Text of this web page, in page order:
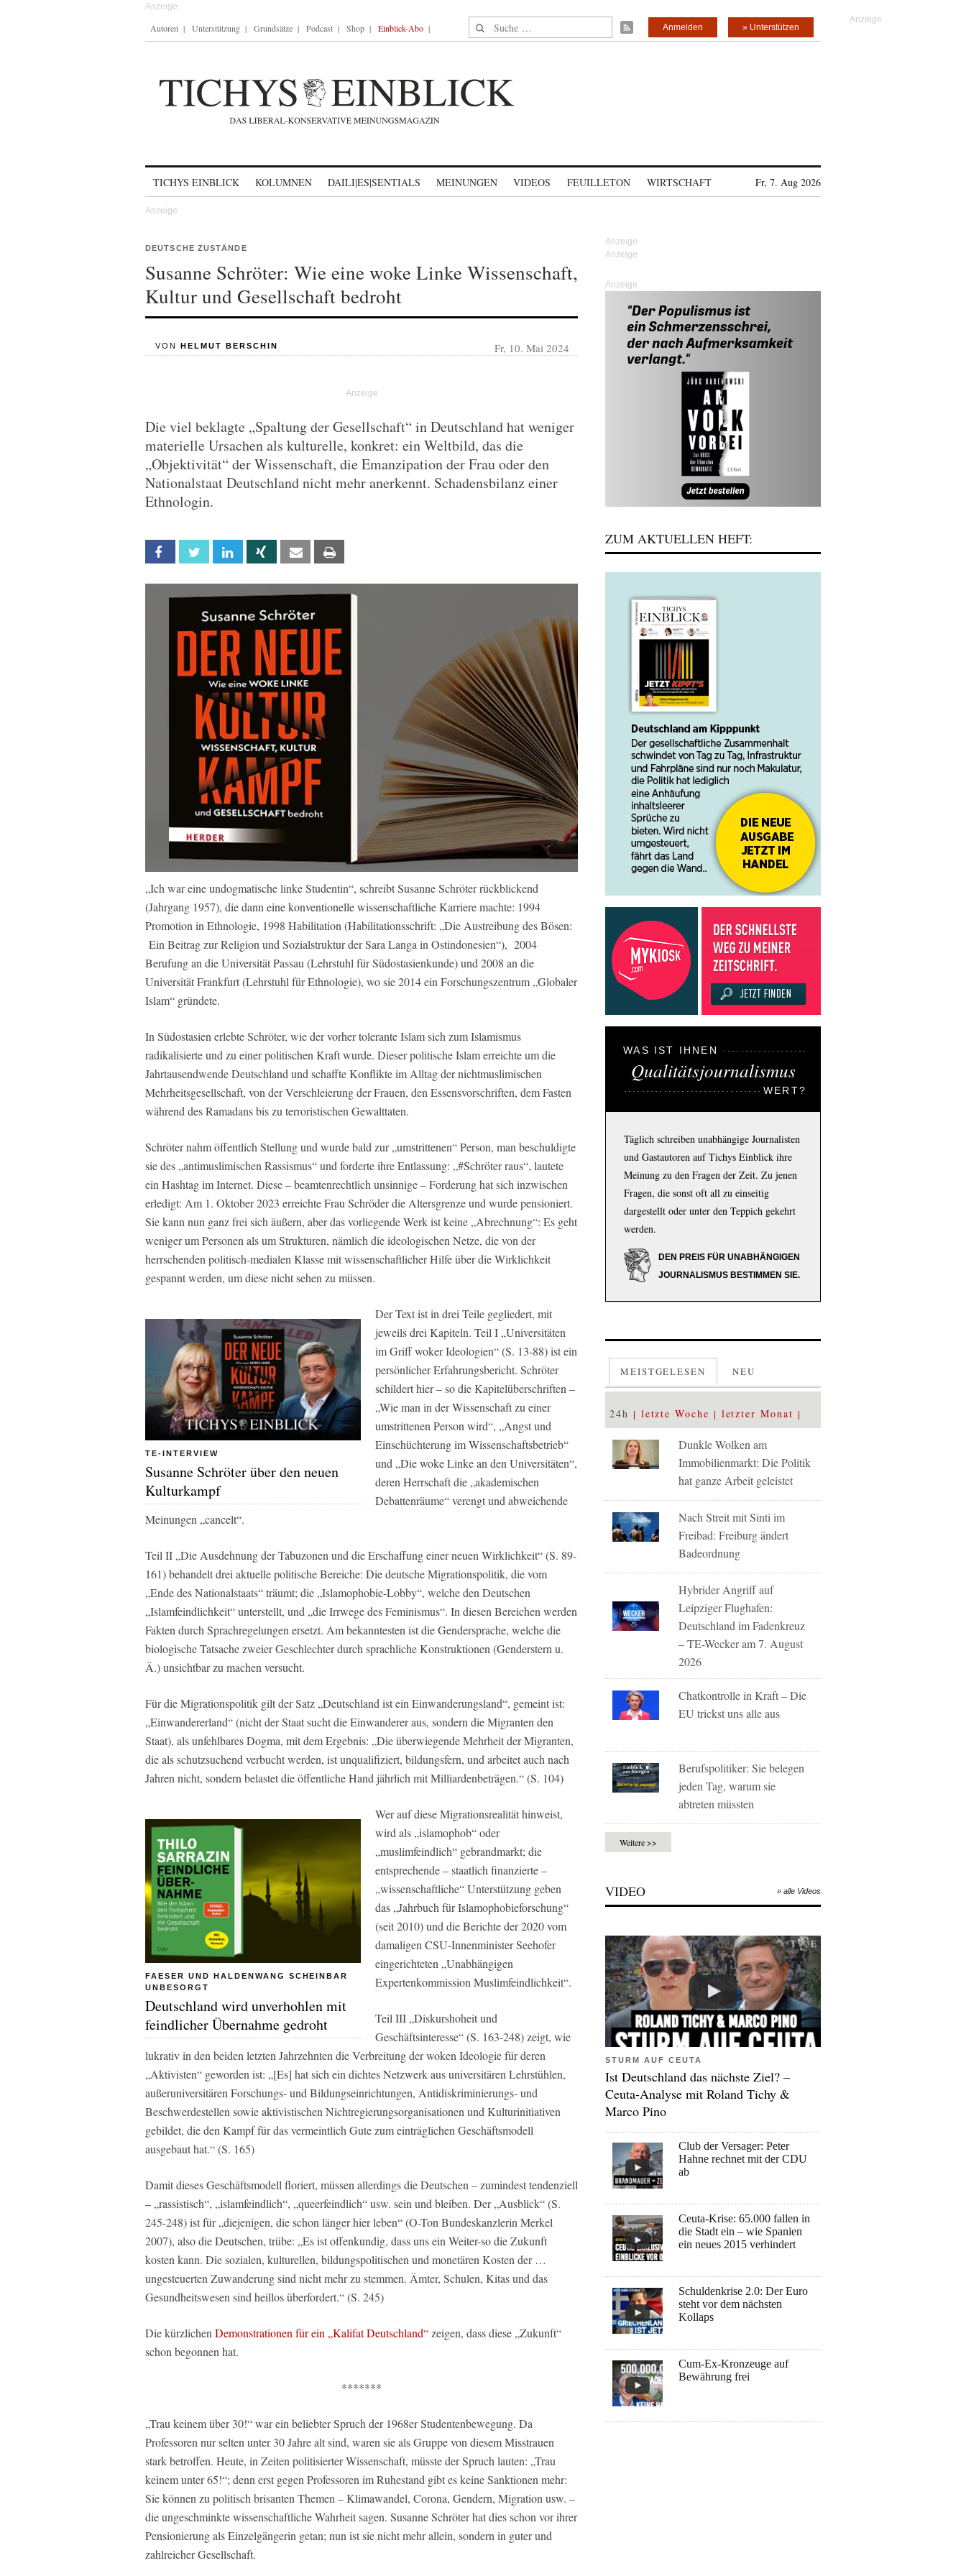
Autoren Unterstützung Grundsätze Podcast Shop Einblick-Abo Suche nach: » Unterstützen
Anmelden
TICHYS EINBLICK KOLUMNEN DAILI|ES|SENTIALS MEINUNGEN VIDEOS FEUILLETON WIRTSCHAFT Fr, 7. Aug 2026
DEUTSCHE ZUSTÄNDE
Susanne Schröter: Wie eine woke Linke Wissenschaft,
Kultur und Gesellschaft bedroht
VON HELMUT BERSCHIN Fr, 10. Mai 2024
Die viel beklagte „Spaltung der Gesellschaft“ in Deutschland hat weniger
materielle Ursachen als kulturelle, konkret: ein Weltbild, das die
„Objektivität“ der Wissenschaft, die Emanzipation der Frau oder den
Nationalstaat Deutschland nicht mehr anerkennt. Schadensbilanz einer
Ethnologin.
Facebook Twitter Linkedin Xing Email
„Ich war eine undogmatische linke Studentin“, schreibt Susanne Schröter rückblickend
(Jahrgang 1957), die dann eine konventionelle wissenschaftliche Karriere machte: 1994
Promotion in Ethnologie, 1998 Habilitation (Habilitationsschrift: „Die Austreibung des Bösen:
Ein Beitrag zur Religion und Sozialstruktur der Sara Langa in Ostindonesien“), 2004
Berufung an die Universität Passau (Lehrstuhl für Südostasienkunde) und 2008 an die
Universität Frankfurt (Lehrstuhl für Ethnologie), wo sie 2014 ein Forschungszentrum „Globaler
Islam“ gründete.
In Südostasien erlebte Schröter, wie der vorher tolerante Islam sich zum Islamismus
radikalisierte und zu einer politischen Kraft wurde. Dieser politische Islam erreichte um die
Jahrtausendwende Deutschland und schaffte Konflikte im Alltag der nichtmuslimischen
Mehrheitsgesellschaft, von der Verschleierung der Frauen, den Essensvorschriften, dem Fasten
während des Ramadans bis zu terroristischen Gewalttaten.
Schröter nahm öffentlich Stellung und wurde bald zur „umstrittenen“ Person, man beschuldigte
sie des „antimuslimischen Rassismus“ und forderte ihre Entlassung: „#Schröter raus“, lautete
ein Hashtag im Internet. Diese – beamtenrechtlich unsinnige – Forderung hat sich inzwischen
erledigt: Am 1. Oktober 2023 erreichte Frau Schröder die Altersgrenze und wurde pensioniert.
Sie kann nun ganz frei sich äußern, aber das vorliegende Werk ist keine „Abrechnung“: Es geht
weniger um Personen als um Strukturen, nämlich die ideologischen Netze, die von der
herrschenden politisch-medialen Klasse mit wissenschaftlicher Hilfe über die Wirklichkeit
gespannt werden, um diese nicht sehen zu müssen.
TE-INTERVIEW
Susanne Schröter über den neuen
Kulturkampf
Der Text ist in drei Teile gegliedert, mit
jeweils drei Kapiteln. Teil I „Universitäten
im Griff woker Ideologien“ (S. 13-88) ist ein
persönlicher Erfahrungsbericht. Schröter
schildert hier – so die Kapitelüberschriften –
„Wie man in der Wissenschaft zu einer
umstrittenen Person wird“, „Angst und
Einschüchterung im Wissenschaftsbetrieb“
und „Die woke Linke an den Universitäten“,
deren Herrschaft die „akademischen
Debattenräume“ verengt und abweichende
Meinungen „cancelt“.
Teil II „Die Ausdehnung der Tabuzonen und die Erschaffung einer neuen Wirklichkeit“ (S. 89-
161) behandelt drei aktuelle politische Bereiche: Die deutsche Migrationspolitik, die vom
„Ende des Nationalstaats“ träumt; die „Islamophobie-Lobby“, welche den Deutschen
„Islamfeindlichkeit“ unterstellt, und „die Irrwege des Feminismus“. In diesen Bereichen werden
Fakten durch Sprachregelungen ersetzt. Am bekanntesten ist die Gendersprache, welche die
biologische Tatsache zweier Geschlechter durch sprachliche Konstruktionen (Genderstern u.
Ä.) unsichtbar zu machen versucht.
Für die Migrationspolitik gilt der Satz „Deutschland ist ein Einwanderungsland“, gemeint ist:
„Einwandererland“ (nicht der Staat sucht die Einwanderer aus, sondern die Migranten den
Staat), als unfehlbares Dogma, mit dem Ergebnis: „Die überwiegende Mehrheit der Migranten,
die als schutzsuchend verbucht werden, ist unqualifiziert, bildungsfern, und arbeitet auch nach
Jahren nicht, sondern belastet die öffentliche Hand jährlich mit Milliardenbeträgen.“ (S. 104)
FAESER UND HALDENWANG SCHEINBAR
UNBESORGT
Deutschland wird unverhohlen mit
feindlicher Übernahme gedroht
Wer auf diese Migrationsrealität hinweist,
wird als „islamophob“ oder
„muslimfeindlich“ gebrandmarkt; die
entsprechende – staatlich finanzierte –
„wissenschaftliche“ Unterstützung geben
das „Jahrbuch für Islamophobieforschung“
(seit 2010) und die Berichte der 2020 vom
damaligen CSU-Innenminister Seehofer
eingerichteten „Unabhängigen
Expertenkommission Muslimfeindlichkeit“.
Teil III „Diskurshoheit und
Geschäftsinteresse“ (S. 163-248) zeigt, wie
lukrativ in den beiden letzten Jahrzehnten die Verbreitung der woken Ideologie für deren
„Aktivisten“ geworden ist: „[Es] hat sich ein dichtes Netzwerk aus universitären Lehrstühlen,
außeruniversitären Forschungs- und Bildungseinrichtungen, Antidiskriminierungs- und
Beschwerdestellen sowie aktivistischen Nichtregierungsorganisationen und Kulturinitiativen
gebildet, die den Kampf für das vermeintlich Gute zum einträglichen Geschäftsmodell
ausgebaut hat.“ (S. 165)
Damit dieses Geschäftsmodell floriert, müssen allerdings die Deutschen – zumindest tendenziell
– „rassistisch“, „islamfeindlich“, „queerfeindlich“ usw. sein und bleiben. Der „Ausblick“ (S.
245-248) ist für „diejenigen, die schon länger hier leben“ (O-Ton Bundeskanzlerin Merkel
2007), also die Deutschen, trübe: „Es ist offenkundig, dass uns ein Weiter-so die Zukunft
kosten kann. Die sozialen, kulturellen, bildungspolitischen und monetären Kosten der …
ungesteuerten Zuwanderung sind nicht mehr zu stemmen. Ämter, Schulen, Kitas und das
Gesundheitswesen sind heillos überfordert.“ (S. 245)
Die kürzlichen Demonstrationen für ein „Kalifat Deutschland“zeigen, dass diese „Zukunft“
schon begonnen hat.
*******
„Trau keinem über 30!“ war ein beliebter Spruch der 1968er Studentenbewegung. Da
Professoren nur selten unter 30 Jahre alt sind, waren sie als Gruppe von diesem Misstrauen
stark betroffen. Heute, in Zeiten politisierter Wissenschaft, müsste der Spruch lauten: „Trau
keinem unter 65!“; denn erst gegen Professoren im Ruhestand gibt es keine Sanktionen mehr:
Sie können zu politisch brisanten Themen – Klimawandel, Corona, Gendern, Migration usw. –
die ungeschminkte wissenschaftliche Wahrheit sagen. Susanne Schröter hat dies schon vor ihrer
Pensionierung als Einzelgängerin getan; nun ist sie nicht mehr allein, sondern in guter und
zahlreicher Gesellschaft.
Anzeige
ZUM AKTUELLEN HEFT:
WAS IST IHNEN
Qualitätsjournalismus
WERT?
Täglich schreiben unabhängige Journalisten
und Gastautoren auf Tichys Einblick ihre
Meinung zu den Fragen der Zeit. Zu jenen
Fragen, die sonst oft all zu einseitig
dargestellt oder unter den Teppich gekehrt
werden.
DEN PREIS FÜR UNABHÄNGIGEN
JOURNALISMUS BESTIMMEN SIE.
MEISTGELESEN NEU
24h letzte Woche letzter Monat
Dunkle Wolken am
Immobilienmarkt: Die Politik
hat ganze Arbeit geleistet
Nach Streit mit Sinti im
Freibad: Freiburg ändert
Badeordnung
Hybrider Angriff auf
Leipziger Flughafen:
Deutschland im Fadenkreuz
– TE-Wecker am 7. August
2026
Chatkontrolle in Kraft – Die
EU trickst uns alle aus
Berufspolitiker: Sie belegen
jeden Tag, warum sie
abtreten müssten
Weitere >>
VIDEO » alle Videos
STURM AUF CEUTA
Ist Deutschland das nächste Ziel? –
Ceuta-Analyse mit Roland Tichy &
Marco Pino
Club der Versager: Peter
Hahne rechnet mit der CDU
ab
Ceuta-Krise: 65.000 fallen in
die Stadt ein – wie Spanien
ein neues 2015 verhindert
Schuldenkrise 2.0: Der Euro
steht vor dem nächsten
Kollaps
Cum-Ex-Kronzeuge auf
Bewährung frei